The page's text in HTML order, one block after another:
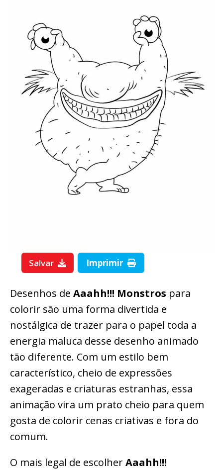
Salvar Imprimir
Desenhos de Aaahh!!! Monstros para
colorir são uma forma divertida e
nostálgica de trazer para o papel toda a
energia maluca desse desenho animado
tão diferente. Com um estilo bem
característico, cheio de expressões
exageradas e criaturas estranhas, essa
animação vira um prato cheio para quem
gosta de colorir cenas criativas e fora do
comum.
O mais legal de escolherAaahh!!!